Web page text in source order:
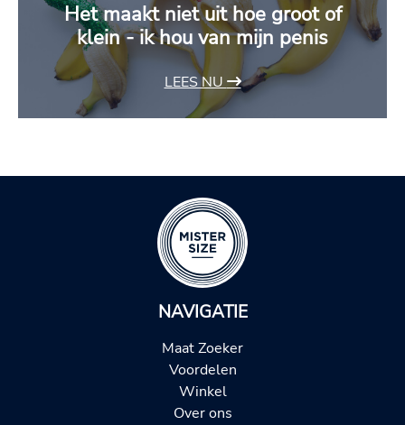
Het maakt niet uit hoe groot of
klein - ik hou van mijn penis
LEES NU
NAVIGATIE
Maat Zoeker
Voordelen
Winkel
Over ons